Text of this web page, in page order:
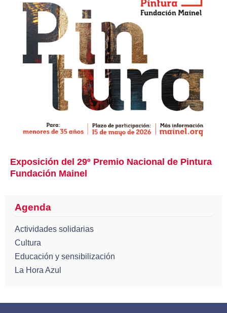
Exposición del 29º Premio Nacional de Pintura
Fundación Mainel
Agenda
Actividades solidarias
Cultura
Educación y sensibilización
La Hora Azul